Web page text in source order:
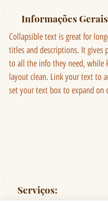
Informações Gerais
Collapsible text is great for
titles and descriptions. It gives
to all the info they need, while
layout clean. Link your text to
set your text box to expand on
Serviços: